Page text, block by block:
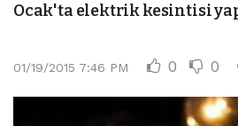
Ocak'ta elektrik kesintisi
01/19/2015 7:46 PM 0 0